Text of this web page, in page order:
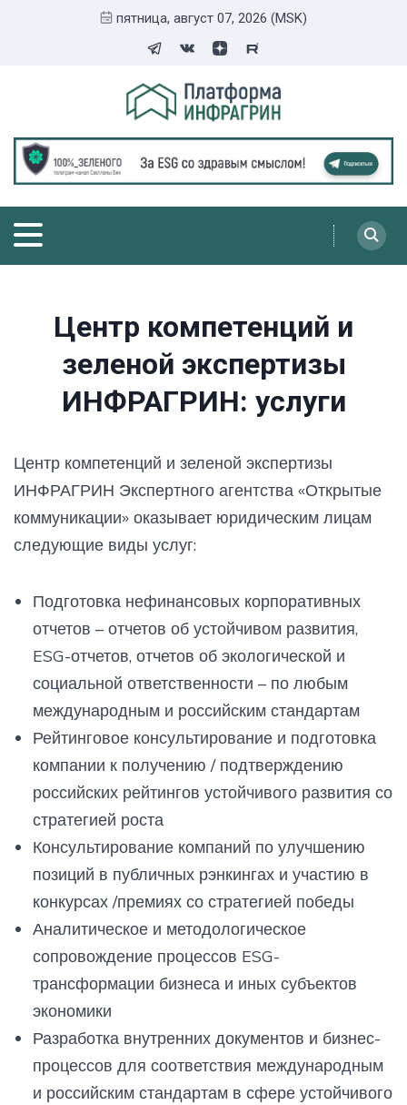
пятница, август 07, 2026 (MSK)
Центр компетенций и
зеленой экспертизы
ИНФРАГРИН: услуги
Центр компетенций и зеленой экспертизы
ИНФРАГРИН Экспертного агентства «Открытые
коммуникации» оказывает юридическим лицам
следующие виды услуг:
Подготовка нефинансовых корпоративных
отчетов – отчетов об устойчивом развития,
ESG-отчетов, отчетов об экологической и
социальной ответственности – по любым
международным и российским стандартам
Рейтинговое консультирование и подготовка
компании к получению / подтверждению
российских рейтингов устойчивого развития со
стратегией роста
Консультирование компаний по улучшению
позиций в публичных рэнкингах и участию в
конкурсах /премиях со стратегией победы
Аналитическое и методологическое
сопровождение процессов ESG-
трансформации бизнеса и иных субъектов
экономики
Разработка внутренних документов и бизнес-
процессов для соответствия международным
и российским стандартам в сфере устойчивого